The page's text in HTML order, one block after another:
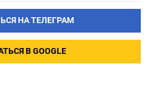
НА ТЕЛЕГРАМ
В GOOGLE